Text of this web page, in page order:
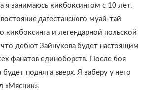
я занимаюсь кикбоксингом с 10 лет.
дагестанского муай-тай
кикбоксинга и легендарной польской
дебют Зайнукова будет настоящим
фанатов единоборств. После боя
поднята вверх. Я заберу у него
«Мясник».